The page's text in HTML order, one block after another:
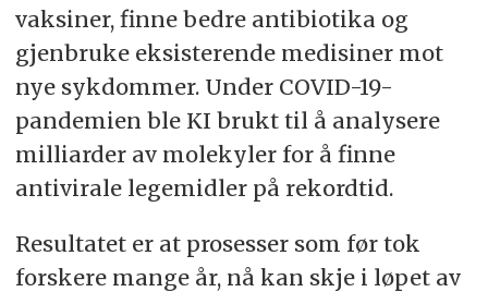
vaksiner, finne bedre antibiotika og
gjenbruke eksisterende medisiner mot
nye sykdommer. Under COVID-19-
pandemien ble KI brukt til å analysere
milliarder av molekyler for å finne
antivirale legemidler på rekordtid.
Resultatet er at prosesser som før tok
forskere mange år, nå kan skje i løpet av